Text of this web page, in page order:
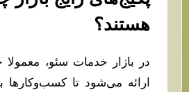
هستند؟
در بازار خدمات سئو،
ارائه می‌شود تا کسب‌وکارها